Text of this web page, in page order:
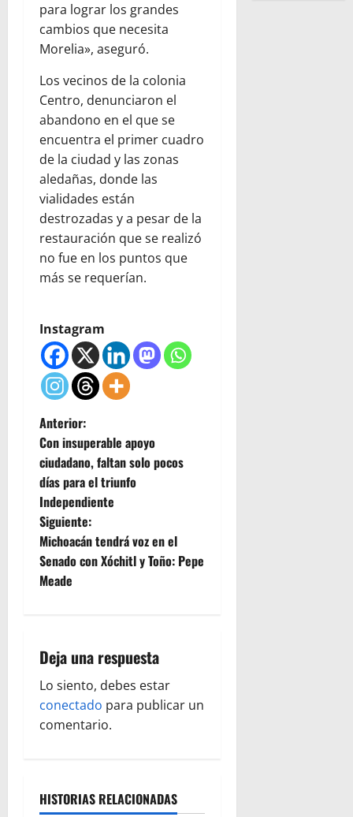
para lograr los grandes
cambios que necesita
Morelia», aseguró.
Los vecinos de la colonia
Centro, denunciaron el
abandono en el que se
encuentra el primer cuadro
de la ciudad y las zonas
aledañas, donde las
vialidades están
destrozadas y a pesar de la
restauración que se realizó
no fue en los puntos que
más se requerían.
Instagram
N
a
v
e
g
a
i
ó
n
e
Anterior:
Con insuperable apoyo
ciudadano, faltan solo pocos
días para el triunfo
Independiente
Siguiente:
Michoacán tendrá voz en el
Senado con Xóchitl y Toño: Pepe
Meade
Deja una respuesta
Lo siento, debes estar
conectado para publicar un
comentario.
HISTORIAS RELACIONADAS